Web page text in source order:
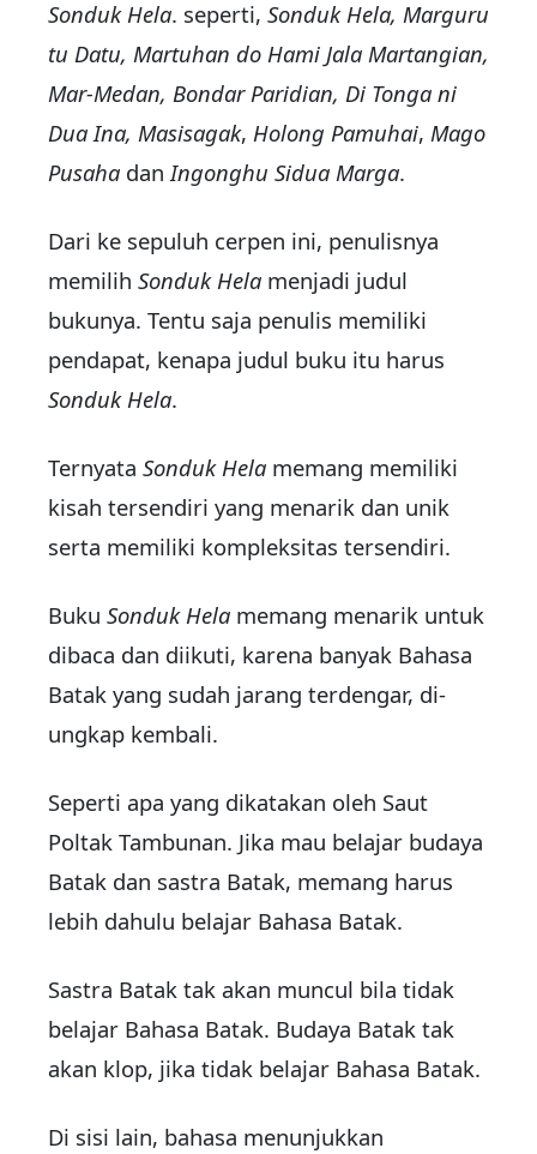
Sonduk Hela. seperti, Sonduk Hela, Marguru
tu Datu, Martuhan do Hami Jala Marta­ngian,
Mar-Medan, Bondar Pa­ridian, Di Tonga ni
Dua Ina, Ma­sisagak, Holong Pamuhai, Mago
Pusaha danIngonghu Sidua Marga.
Dari ke sepuluh cerpen ini, penulisnya
memilih Sonduk Hela menjadi judul
bukunya. Tentu saja penulis memiliki
pendapat, kenapa judul buku itu harus
Sonduk Hela.
Ternyata Sonduk Hela me­mang memiliki
kisah tersendiri yang menarik dan unik
serta me­miliki kompleksitas tersendiri.
Buku Sonduk Hela memang me­narik untuk
dibaca dan diikuti, karena banyak Bahasa
Batak yang sudah jarang terdengar, di­
ungkap kembali.
Seperti apa yang dikatakan oleh Saut
Poltak Tambunan. Jika mau belajar budaya
Batak dan sastra Batak, memang harus
lebih dahulu belajar Bahasa Batak.
Sastra Batak tak akan mun­cul bila tidak
belajar Bahasa Ba­tak. Budaya Batak tak
akan klop, jika tidak belajar Bahasa Batak.
Di sisi lain, bahasa menunjukkan